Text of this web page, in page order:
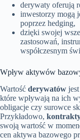
derywaty oferują
inwestorzy mogą
poprzez hedging,
dzięki swojej
zastosowań,
współczesnym
Wpływ aktywów
Wartość derywatów
które wpływają na ich
obligacje czy surowce
Przykładowo,
swoją wartość w
cen aktywa bazowego